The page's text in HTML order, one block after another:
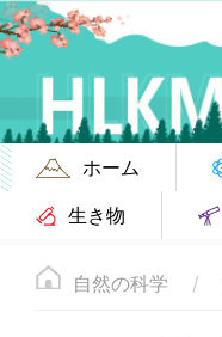
ホーム
生き物
自然の科学